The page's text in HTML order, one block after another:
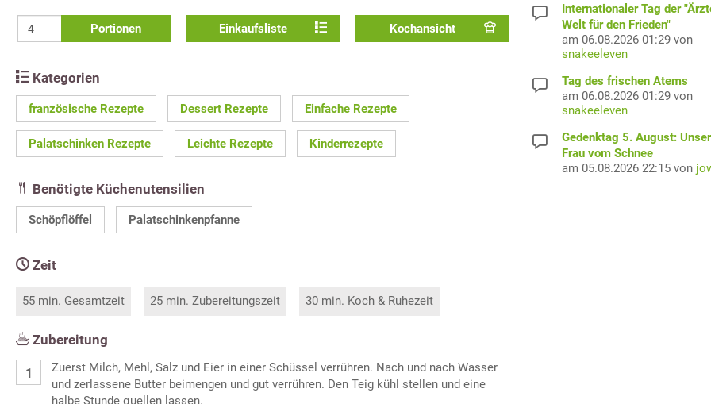
Portionen Einkaufsliste Kochansicht
Kategorien
französische Rezepte Dessert Rezepte Einfache Rezepte
Palatschinken Rezepte Leichte Rezepte Kinderrezepte
Benötigte Küchenutensilien
Schöpflöffel Palatschinkenpfanne
Zeit
55 min. Gesamtzeit 25 min. Zubereitungszeit 30 min. Koch & Ruhezeit
Zubereitung
Zuerst Milch, Mehl, Salz und Eier in einer Schüssel verrühren. Nach und nach Wasser
und zerlassene Butter beimengen und gut verrühren. Den Teig kühl stellen und eine
halbe Stunde quellen lassen.
Internationaler Tag der
Welt für den Frieden"
am 06.08.2026 01:29 von
snakeeleven
Tag des frischen Atems
am 06.08.2026 01:29 von
snakeeleven
Gedenktag 5. August:
Frau vom Schnee
am 05.08.2026 22:15 von